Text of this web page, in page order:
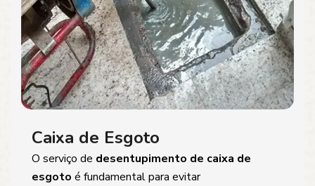
Caixa de Esgoto
O serviço de desentupimento de caixa de
esgoto é fundamental para evitar